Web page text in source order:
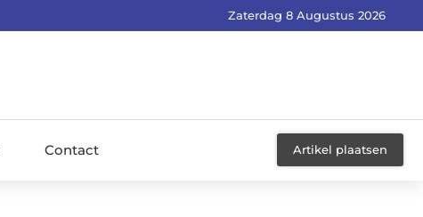
Zaterdag 8 Augustus 2026
Contact Artikel plaatsen